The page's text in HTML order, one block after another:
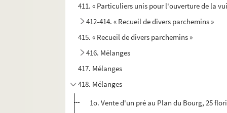
411. « Particuliers unis pour l'ouverture de la
412-414. « Recueil de divers parchemins »
415. « Recueil de divers parchemins »
416. Mélanges
417. Mélanges
418. Mélanges
1o. Vente d'un pré au Plan du Bourg, 25